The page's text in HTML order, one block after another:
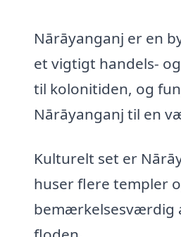
Nārāyanganj er en
et vigtigt handels-
til kolonitiden, og
Nārāyanganj til en
Kulturelt set er
huser flere templer
bemærkelsesværdig